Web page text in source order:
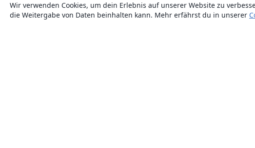
Wir verwenden Cookies, um dein Erlebnis auf unserer Website zu
die Weitergabe von Daten beinhalten kann. Mehr erfährst du in unserer